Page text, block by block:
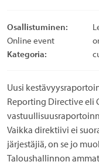
Osallistuminen:
Online event
Kategoria:
Uusi
Reporting Directive eli
Vaikka direktiivi ei
järjestäjiä, on se jo
Taloushallinnon